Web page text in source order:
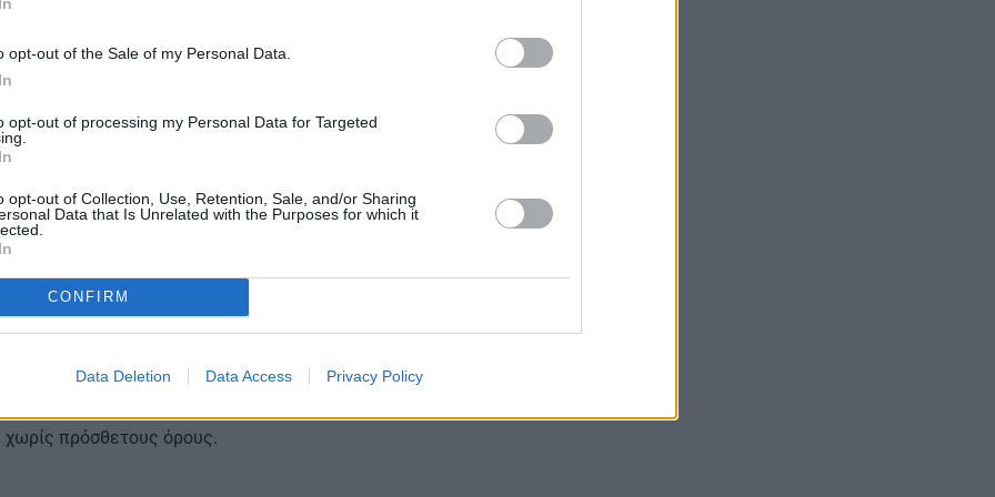
opt-out of the Sale of my Personal Data.
opt-out of processing my Personal Data for Targeted
opt-out of Collection, Use, Retention, Sale, and/or Sharing
Data that Is Unrelated with the Purposes for which it
CONFIRM
Data Deletion Data Access Privacy Policy
νέα σύγκρουση με την Κομισιόν
συμφώνησαν επί της αρχής και στην προσθήκη μιας λεγόμενης «sunset
προτείνει αρχικά ως χρονικό όριο τον Μάρτιο του 2028, ωστόσο το
ακόμη οριστικοποιηθεί.
αφορά τη λεγόμενη «sunrise clause», δηλαδή τον χρόνο έναρξης
εφαρμογή να ξεκινήσει μόνο όταν οι ΗΠΑ συμμορφωθούν πλήρως με το
η συμφωνία. Από την πλευρά της, η Ευρωπαϊκή Επιτροπή
πρόσθετους όρους.